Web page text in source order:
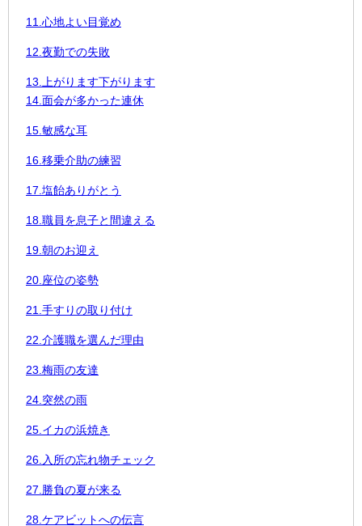
11.心地よい目覚め
12.夜勤での失敗
13.上がります下がります
14.面会が多かった連休
15.敏感な耳
16.移乗介助の練習
17.塩飴ありがとう
18.職員を息子と間違える
19.朝のお迎え
20.座位の姿勢
21.手すりの取り付け
22.介護職を選んだ理由
23.梅雨の友達
24.突然の雨
25.イカの浜焼き
26.入所の忘れ物チェック
27.勝負の夏が来る
28.ケアビットへの伝言